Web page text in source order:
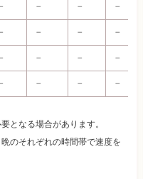
－ － －
－ － －
－ － －
－ － －
となる場合があります。
のそれぞれの時間帯で速度を